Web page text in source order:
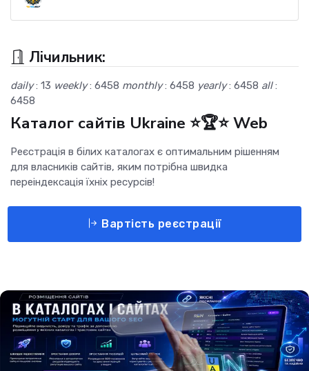
Лічильник:
daily: 13 weekly: 6458 monthly: 6458 yearly: 6458 all:
6458
Каталог сайтів Ukraine ⭐🏆⭐ Web
Реєстрація в білих каталогах є оптимальним рішенням
для власників сайтів, яким потрібна швидка
переіндексація їхніх ресурсів!
Вартість реєстрації